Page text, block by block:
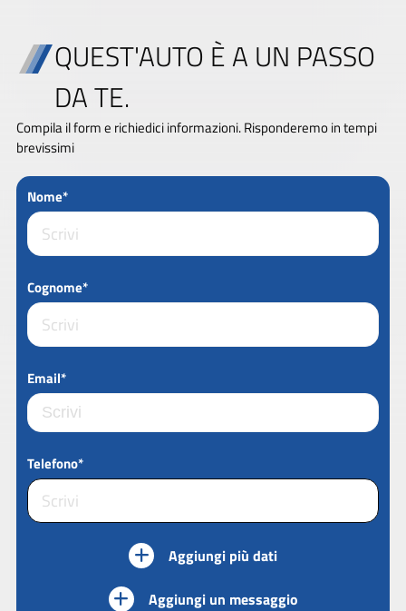
QUEST'AUTO È A UN PASSO
DA TE.
Compila il form e richiedici informazioni. Risponderemo in tempi
brevissimi
Nome*
Cognome*
Email*
Telefono*
Aggiungi più dati
Aggiungi un messaggio